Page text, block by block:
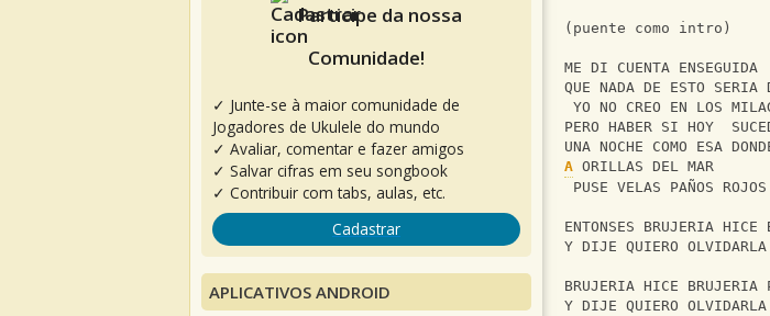
(puente como intro)
ME DI CUENTA ENSEGUIDA
QUE NADA DE ESTO
YO NO CREO EN LOS
PERO HABER SI HOY
UNA NOCHE COMO ESA
A ORILLAS DEL MAR
PUSE VELAS PAÑOS
ENTONSES BRUJERIA HICE
Y DIJE QUIERO
BRUJERIA HICE BRUJERIA
Y DIJE QUIERO
Participe da nossa
Comunidade!
✓ Junte-se à maior comunidade de
Jogadores de Ukulele do mundo
✓ Avaliar, comentar e fazer amigos
✓ Salvar cifras em seu songbook
✓ Contribuir com tabs, aulas, etc.
Cadastrar
APLICATIVOS ANDROID